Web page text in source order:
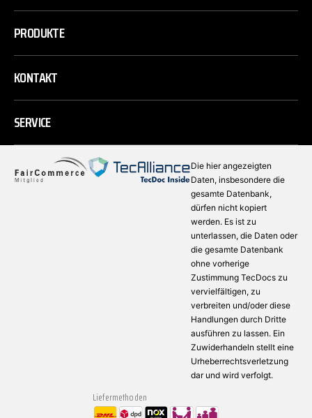
PRODUKTE
KONTAKT
SERVICE
Die hier angezeigten
Daten, insbesondere die
gesamte Datenbank,
dürfen nicht kopiert
werden. Es ist zu
unterlassen, die Daten oder
die gesamte Datenbank
ohne vorherige
Zustimmung TecDocs zu
vervielfältigen, zu
verbreiten und/oder diese
Handlungen durch Dritte
ausführen zu lassen. Ein
Zuwiderhandeln stellt eine
Urheberrechtsverletzung
dar und wird verfolgt.
Liefermethoden